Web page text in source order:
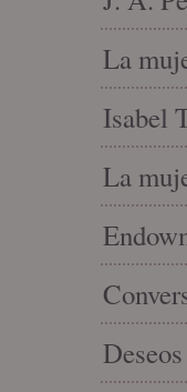
La
Isabel
La